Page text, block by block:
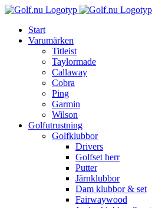
Fortsätt
innehållet
Start
Varumärken
Titleist
Taylormade
Callaway
Cobra
Ping
Garmin
Wilson
Golfutrustning
Golfklubbor
Drivers
Golfset herr
Putter
Järnklubbor
Dam klubbor & set
Fairwaywood